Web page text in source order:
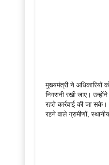
मुख्यमंत्री ने अधिकारियों
निगरानी रखी जाए।
रहते कार्रवाई की जा सके।
रहने वाले ग्रामीणों,